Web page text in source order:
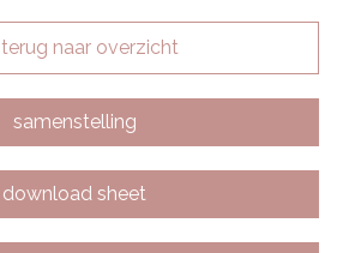
terug naar overzicht
samenstelling
download sheet